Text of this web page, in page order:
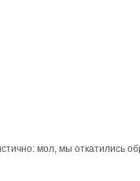
мол, мы откатились